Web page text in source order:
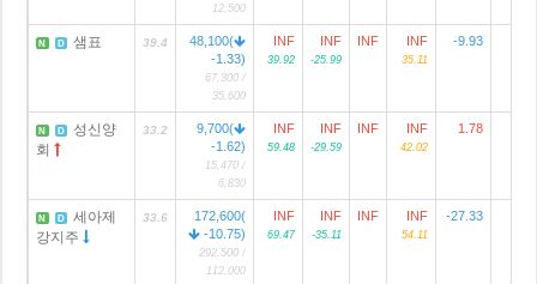
12,500
N D 샘표 39.4
48,100(
-1.33)
67,300 /
35,600
INF
39.92
INF
-25.99
INF INF
35.11
-9.93
N D
성신양
회
33.2
9,700(
-1.62)
15,470 /
6,830
INF
59.48
INF
-29.59
INF INF
42.02
1.78
N D
세아제
강지주
33.6
172,600(
-10.75)
292,500 /
112,000
INF
69.47
INF
-35.11
INF INF
54.11
-27.33